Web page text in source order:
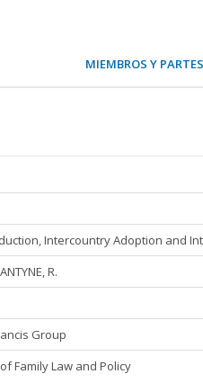
MIEMBROS Y PARTES
Intercountry Adoption and
R.
Group
Family Law and Policy